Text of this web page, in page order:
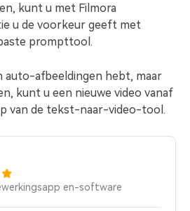
kunt u met Filmora
u de voorkeur geeft met
prompttool.
auto-afbeeldingen hebt, maar
kunt u een nieuwe video vanaf
van de tekst-naar-video-tool.
en-software